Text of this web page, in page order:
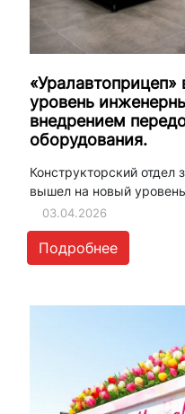
уровень
внедрением
оборудования.
Конструкторский отдел
вышел на новый
03.04.2026
Подробнее